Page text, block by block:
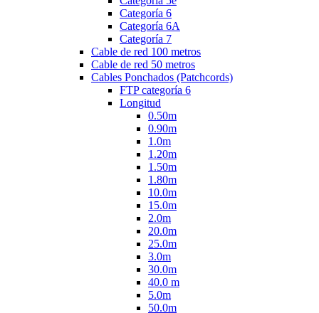
Categoría 6
Categoría 6A
Categoría 7
Cable de red 100 metros
Cable de red 50 metros
Cables Ponchados (Patchcords)
FTP categoría 6
Longitud
0.50m
0.90m
1.0m
1.20m
1.50m
1.80m
10.0m
15.0m
2.0m
20.0m
25.0m
3.0m
30.0m
40.0 m
5.0m
50.0m